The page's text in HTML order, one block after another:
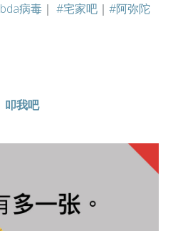
病毒 ｜ #宅家吧 ｜ #阿弥陀
叩我吧